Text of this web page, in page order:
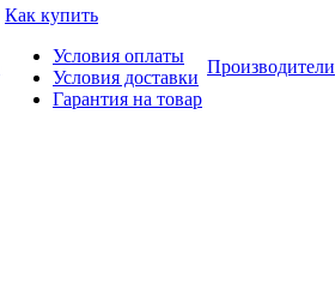
Как купить
Условия оплаты
Условия доставки
Гарантия на товар
Производители